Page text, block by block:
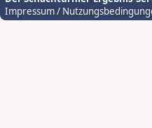
Impressum /